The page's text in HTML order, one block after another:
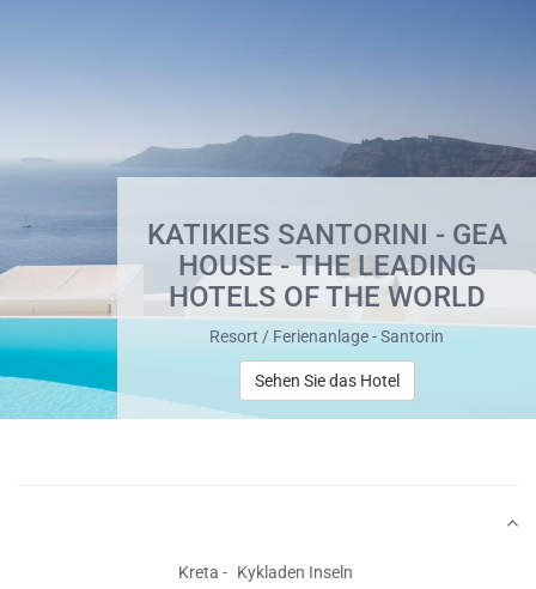
KATIKIES SANTORINI - GEA
HOUSE - THE LEADING
HOTELS OF THE WORLD
Resort / Ferienanlage - Santorin
Sehen Sie das Hotel
Kreta Kykladen Inseln